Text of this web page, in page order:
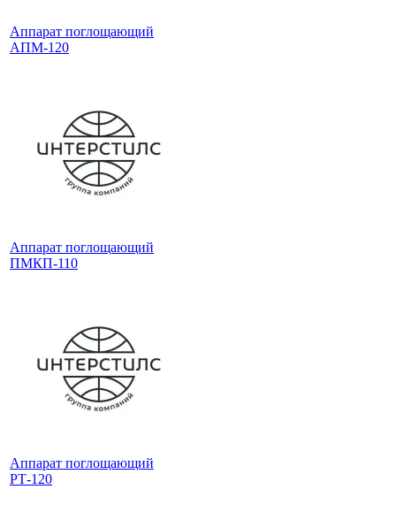
Аппарат поглощающий
АПМ-120
Аппарат поглощающий
ПМКП-110
Аппарат поглощающий
РТ-120